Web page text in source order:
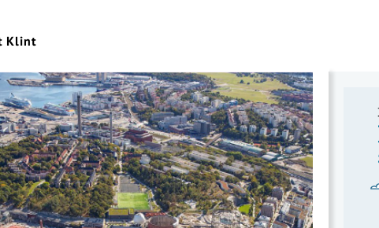
Klint